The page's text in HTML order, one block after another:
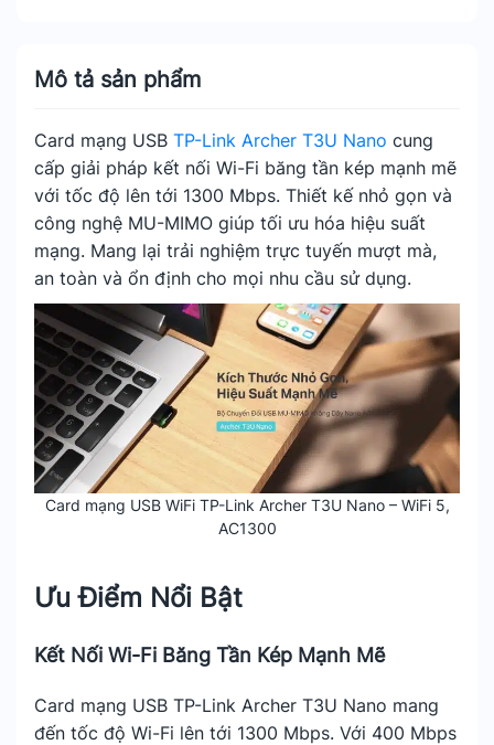
Mô tả sản phẩm
Card mạng USB TP-Link Archer T3U Nano cung
cấp giải pháp kết nối Wi-Fi băng tần kép mạnh mẽ
với tốc độ lên tới 1300 Mbps. Thiết kế nhỏ gọn và
công nghệ MU-MIMO giúp tối ưu hóa hiệu suất
mạng. Mang lại trải nghiệm trực tuyến mượt mà,
an toàn và ổn định cho mọi nhu cầu sử dụng.
Card mạng USB WiFi TP-Link Archer T3U Nano – WiFi 5,
AC1300
Ưu Điểm Nổi Bật
Kết Nối Wi-Fi Băng Tần Kép Mạnh Mẽ
Card mạng USB TP-Link Archer T3U Nano mang
đến tốc độ Wi-Fi lên tới 1300 Mbps. Với 400 Mbps